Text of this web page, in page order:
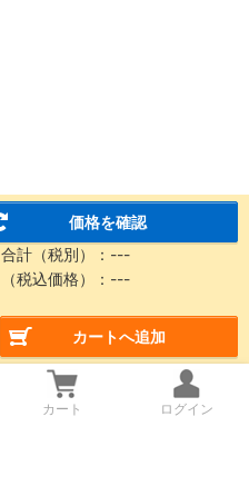
価格を確認
合計（税別）： ---
（税込価格）： ---
カートへ追加
カート ログイン